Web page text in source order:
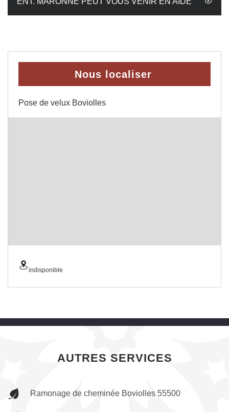
Nous localiser
Pose de velux Boviolles
indisponible
AUTRES SERVICES
Ramonage de cheminée Boviolles 55500